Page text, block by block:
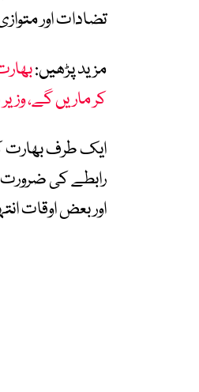
تضادات اور
مزید پڑھیں:
کر ماریں گے،
ایک طرف بھارت
رابطے کی
اور بعض اوقات